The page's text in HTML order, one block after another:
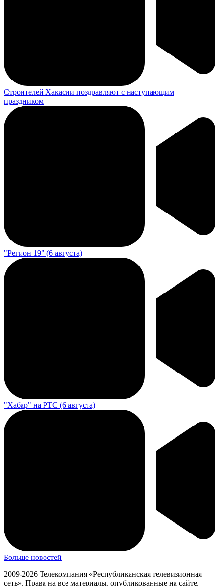
Строителей Хакасии поздравляют с наступающим
праздником
"Регион 19" (6 августа)
"Хабар" на РТС (6 августа)
Больше новостей
2009-2026 Телекомпания «Республиканская телевизионная
сеть». Права на все материалы, опубликованные на сайте,